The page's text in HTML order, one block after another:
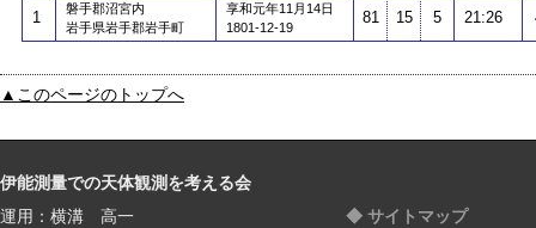
1
磐手郡沼宮内
岩手県岩手郡岩手町
享和元年11月14日
1801-12-19
81 15 5 21:26
▲このページのトップへ
伊能測量での天体観測を考える会
運用：横溝 高一
◆ サイトマップ